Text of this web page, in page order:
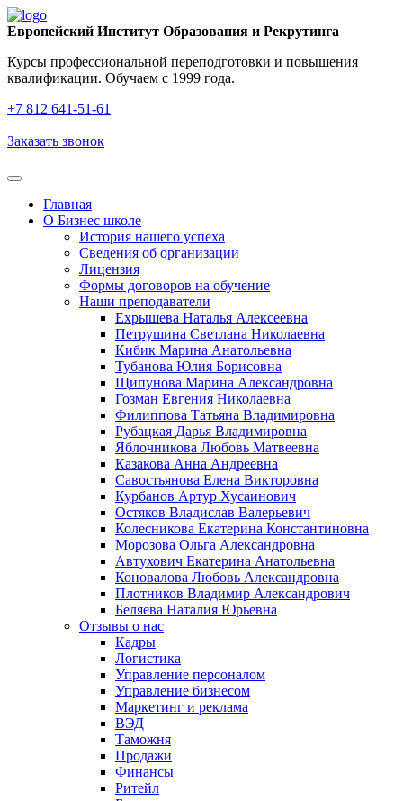
Европейский Институт Образования и Рекрутинга
Курсы профессиональной переподготовки и повышения
квалификации. Обучаем с 1999 года.
+7 812 641‑51‑61
Заказать звонок
Главная
О Бизнес школе
История нашего успеха
Cведения об организации
Лицензия
Формы договоров на обучение
Наши преподаватели
Ехрышева Наталья Алексеевна
Петрушина Светлана Николаевна
Кибик Марина Анатольевна
Тубанова Юлия Борисовна
Щипунова Марина Александровна
Гозман Евгения Николаевна
Филиппова Татьяна Владимировна
Рубацкая Дарья Владимировна
Яблочникова Любовь Матвеевна
Казакова Анна Андреевна
Савостьянова Елена Викторовна
Курбанов Артур Хусаинович
Остяков Владислав Валерьевич
Колесникова Екатерина Константиновна
Морозова Ольга Александровна
Автухович Екатерина Анатольевна
Коновалова Любовь Александровна
Плотников Владимир Александрович
Беляева Наталия Юрьевна
Отзывы о нас
Кадры
Логистика
Управление персоналом
Управление бизнесом
Маркетинг и реклама
ВЭД
Таможня
Продажи
Финансы
Ритейл